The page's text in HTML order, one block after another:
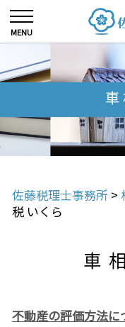
車
佐藤税理士事務所 >
税 いくら
車
不動産の評価方法に